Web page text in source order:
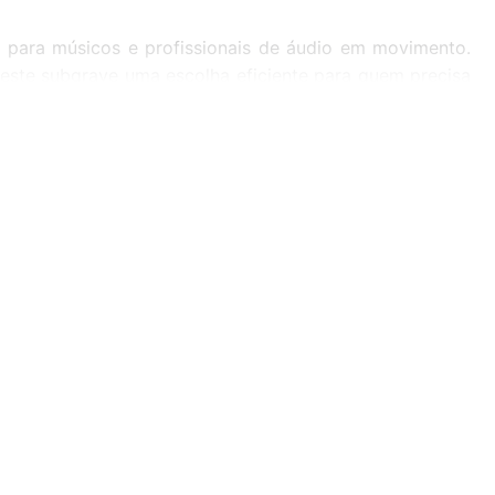
músicos e profissionais de áudio em movimento.
complemento para qualquer sistema de áudio,